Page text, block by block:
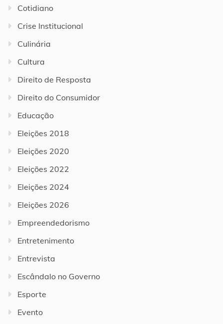
Cotidiano
Crise Institucional
Culinária
Cultura
Direito de Resposta
Direito do Consumidor
Educação
Eleições 2018
Eleições 2020
Eleições 2022
Eleições 2024
Eleições 2026
Empreendedorismo
Entretenimento
Entrevista
Escândalo no Governo
Esporte
Evento